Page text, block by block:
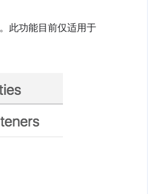
此功能目前仅适用于